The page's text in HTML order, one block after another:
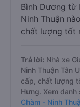
Bình Dương từ
Ninh Thuận
chất lượng tốt
Trả lời: Nhà xe
Ninh Thuận Tân
cấp, chất lượng
Hưng. Xem
Chàm - Ninh